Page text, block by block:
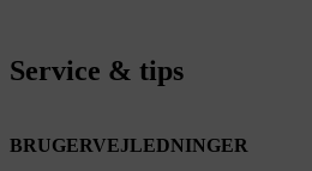
Service & tips
BRUGERVEJLEDNINGER